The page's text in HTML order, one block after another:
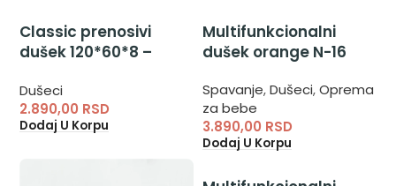
Classic prenosivi
dušek 120*60*8 –
krevetac
Dušeci
2.890,00 RSD
Dodaj U Korpu
Multifunkcionalni
dušek orange N-16
Spavanje,Dušeci,Oprema
za bebe
3.890,00 RSD
Dodaj U Korpu